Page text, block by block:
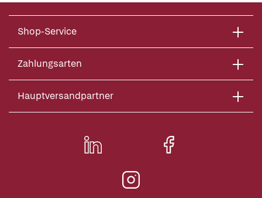
Shop-Service
Zahlungsarten
Hauptversandpartner